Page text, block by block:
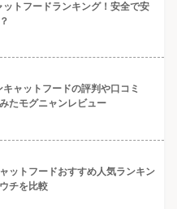
ットフードランキング！安全で安
キャットフードの評判や口コミ
たモグニャンレビュー
ットフードおすすめ人気ランキン
チを比較